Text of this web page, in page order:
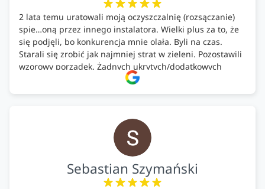
2 lata temu uratowali moją oczyszczalnię (rozsączanie)
spie…oną przez innego instalatora. Wielki plus za to, że
się podjęli, bo konkurencja mnie olała. Byli na czas.
Starali się zrobić jak najmniej strat w zieleni. Pozostawili
wzorowy porządek. Żadnych ukrytych/dodatkowych
kosztów. Zaskoczenie. Kontakt bardzo OK. Obsługa
pomontażowa również OK. A ich środki do oczyszczalni –
Sebastian Szymański